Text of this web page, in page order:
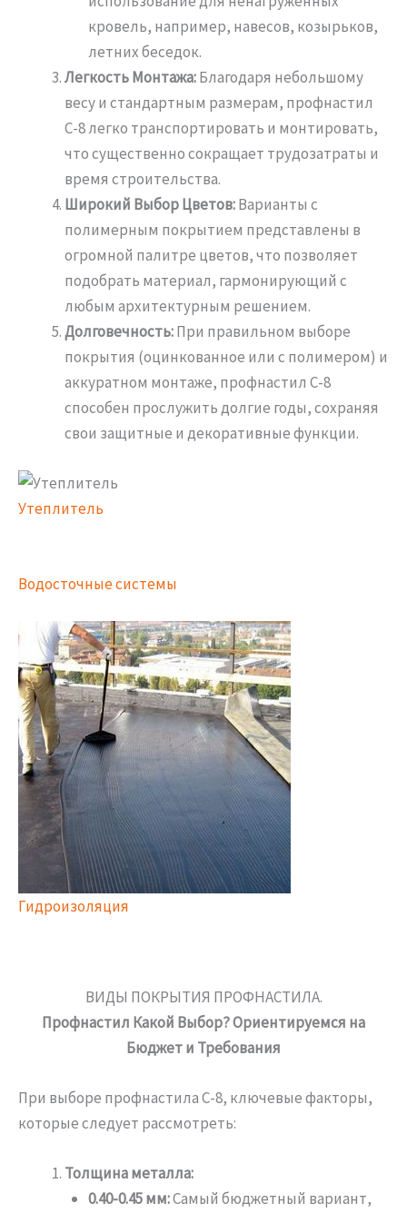
кровель, например, навесов, козырьков,
летних беседок.
Легкость Монтажа:Благодаря небольшому
весу и стандартным размерам, профнастил
С-8 легко транспортировать и монтировать,
что существенно сокращает трудозатраты и
время строительства.
Широкий Выбор Цветов:Варианты с
полимерным покрытием представлены в
огромной палитре цветов, что позволяет
подобрать материал, гармонирующий с
любым архитектурным решением.
Долговечность:При правильном выборе
покрытия (оцинкованное или с полимером) и
аккуратном монтаже, профнастил С-8
способен прослужить долгие годы, сохраняя
свои защитные и декоративные функции.
Утеплитель
Водосточные системы
Гидроизоляция
ВИДЫ ПОКРЫТИЯ ПРОФНАСТИЛА.
Профнастил Какой Выбор? Ориентируемся на
Бюджет и Требования
При выборе профнастила С-8, ключевые факторы,
которые следует рассмотреть:
Толщина металла:
0.40-0.45 мм:Самый бюджетный вариант,